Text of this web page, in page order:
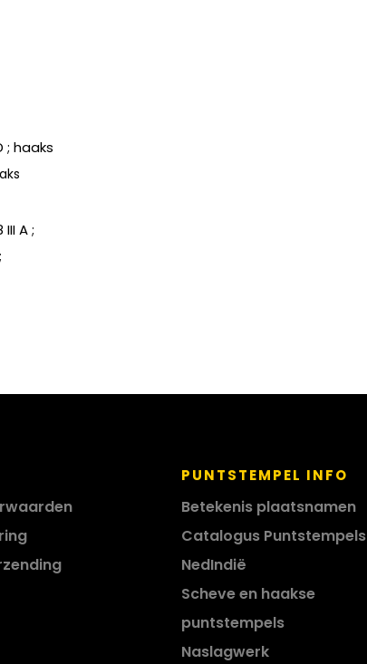
PUNTSTEMPEL INFO
Betekenis plaatsnamen
Catalogus Puntstempels
NedIndië
Scheve en haakse
puntstempels
Naslagwerk